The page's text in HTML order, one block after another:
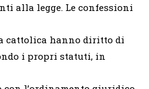
alla legge. Le confessioni
cattolica hanno diritto di
i propri statuti, in